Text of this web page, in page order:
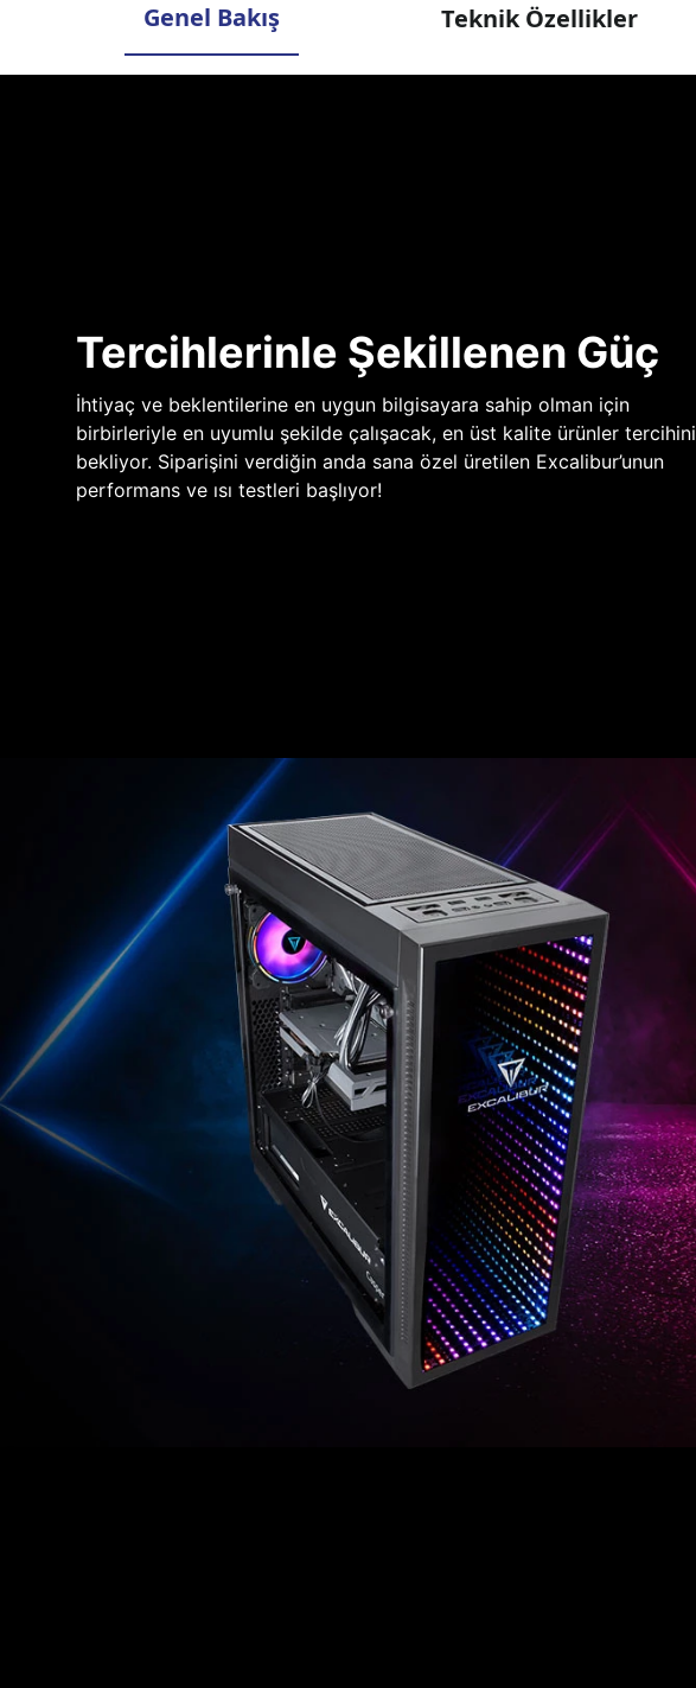
Genel Bakış Teknik Özellikler
Tercihlerinle Şekillenen Güç
İhtiyaç ve beklentilerine en uygun bilgisayara sahip olman için
birbirleriyle en uyumlu şekilde çalışacak, en üst kalite ürünler tercihini
bekliyor. Siparişini verdiğin anda sana özel üretilen Excalibur’unun
performans ve ısı testleri başlıyor!